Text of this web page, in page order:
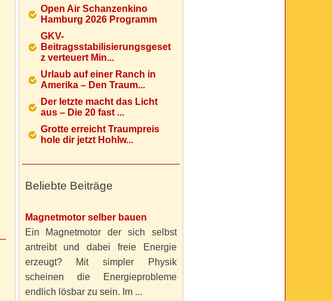
Open Air Schanzenkino
Hamburg 2026 Programm
GKV-
Beitragsstabilisierungsgeset
z verteuert Min...
Urlaub auf einer Ranch in
Amerika – Den Traum...
Der letzte macht das Licht
aus – Die 20 fast ...
Grotte erreicht Traumpreis
hole dir jetzt Hohlw...
Beliebte Beiträge
Magnetmotor selber bauen
Ein Magnetmotor der sich selbst
antreibt und dabei freie Energie
erzeugt? Mit simpler Physik
scheinen die Energieprobleme
endlich lösbar zu sein. Im ...